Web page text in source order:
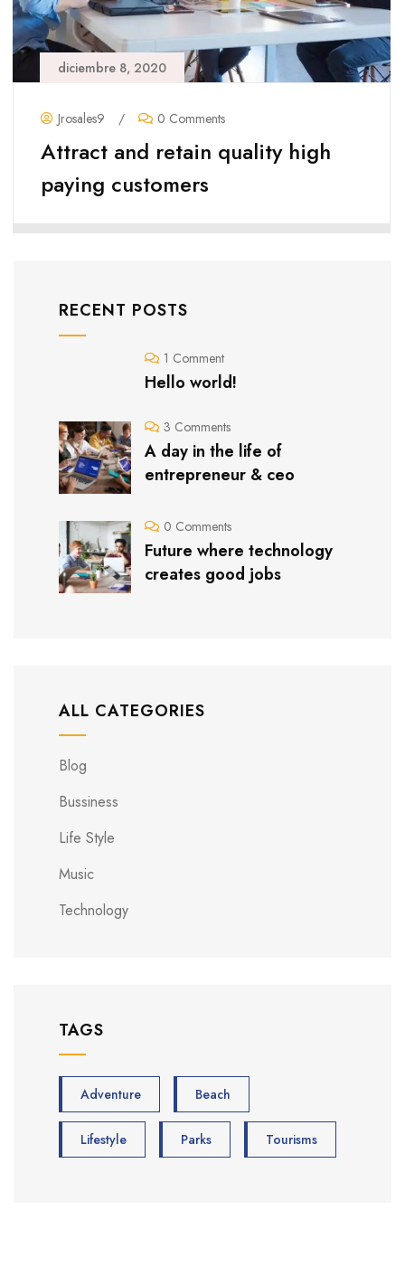
diciembre 8, 2020
Jrosales9 / 0 Comments
Attract and retain quality high
paying customers
RECENT POSTS
1 Comment
Hello world!
3 Comments
A day in the life of
entrepreneur & ceo
0 Comments
Future where technology
creates good jobs
ALL CATEGORIES
Blog
Bussiness
Life Style
Music
Technology
TAGS
Adventure Beach
Lifestyle Parks Tourisms